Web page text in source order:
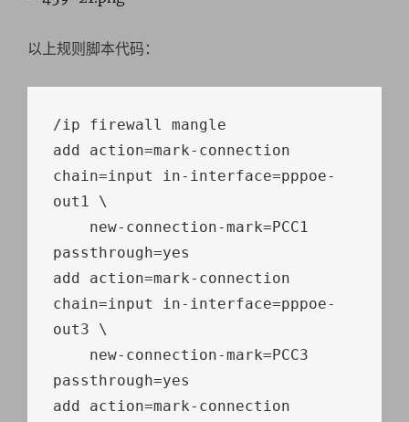
以上规则脚本代码：
/ip firewall mangle
add action=mark- connection
chain=input in- interface=pppoe-
out1 \
    new
- connection-mark=PCC1
passthrough=yes
add action=mark- connection
chain=input in- interface=pppoe-
out3 \
    new
- connection-mark=PCC3
passthrough=yes
add action=mark- connection